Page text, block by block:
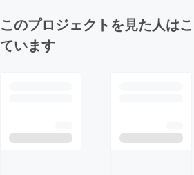
このプロジェクトを見た人は
ています